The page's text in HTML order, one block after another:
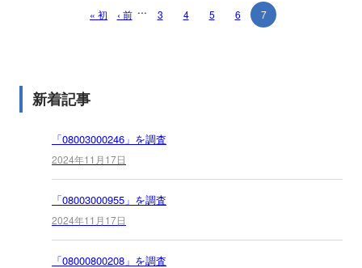
« 初 ‹ 前 ... 3 4 5 6 7
新着記事
「08003000246」を調査
2024年11月17日
「08003000955」を調査
2024年11月17日
「08000800208」を調査